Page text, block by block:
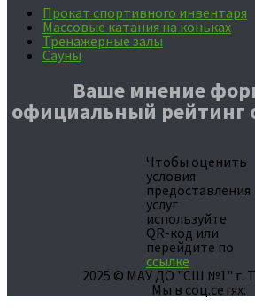
Прокат спортивного инвентаря
Массовые катания на коньках
Тренажерные залы
Сауны
Ваше мнение
официальный рейтинг
Чтобы оценить
условия
предоставления
услуг
используйте
QR-код или
перейдите по
ссылке
2025 © МАУ ДО "СШ №1" г.
Мы в соц.сетях: